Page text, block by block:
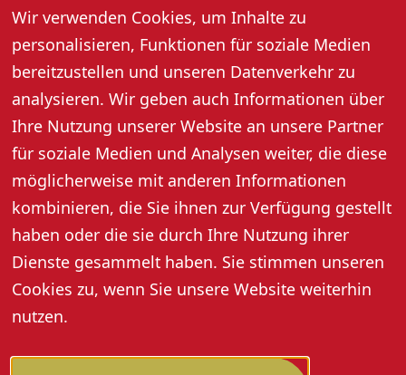
Wir verwenden Cookies, um Inhalte zu
personalisieren, Funktionen für soziale Medien
bereitzustellen und unseren Datenverkehr zu
analysieren. Wir geben auch Informationen über
Ihre Nutzung unserer Website an unsere Partner
für soziale Medien und Analysen weiter, die diese
möglicherweise mit anderen Informationen
kombinieren, die Sie ihnen zur Verfügung gestellt
haben oder die sie durch Ihre Nutzung ihrer
Dienste gesammelt haben. Sie stimmen unseren
Cookies zu, wenn Sie unsere Website weiterhin
nutzen.
Manuela Bijanfar ist Glasmalermeisterin und
Künstlerin. In ihrem Atelier am Kirchplatz entstehen
Glasbilder, Wappenscheiben und Glasfenster für
Wohnhäuser, Kirchen und Kapellen. Bei der Führung
durch ihr Atelier erklärt sie den aufwändigen
Herstellungsprozess einer Glasmalerei.
Preis pro Person: 5,Euro
Anmeldung erforderlich: Tel. 07802 90234